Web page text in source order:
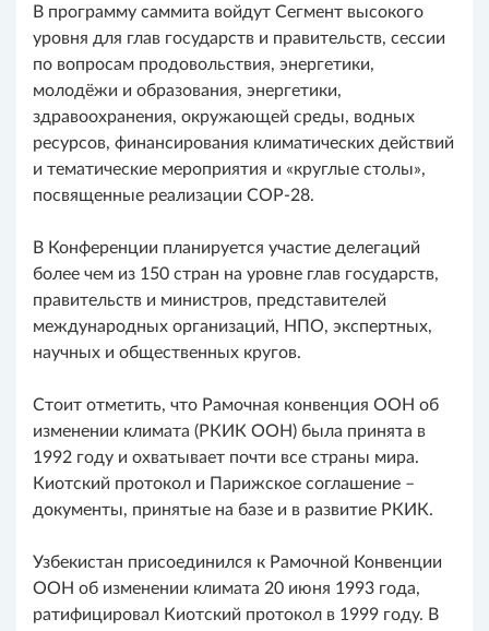
В программу саммита войдут Сегмент высокого
уровня для глав государств и правительств, сессии
по вопросам продовольствия, энергетики,
молодёжи и образования, энергетики,
здравоохранения, окружающей среды, водных
ресурсов, финансирования климатических действий
и тематические мероприятия и «круглые столы»,
посвященные реализации COP-28.
В Конференции планируется участие делегаций
более чем из 150 стран на уровне глав государств,
правительств и министров, представителей
международных организаций, НПО, экспертных,
научных и общественных кругов.
Стоит отметить, что Рамочная конвенция ООН об
изменении климата (РКИК ООН) была принята в
1992 году и охватывает почти все страны мира.
Киотский протокол и Парижское соглашение –
документы, принятые на базе и в развитие РКИК.
Узбекистан присоединился к Рамочной Конвенции
ООН об изменении климата 20 июня 1993 года,
ратифицировал Киотский протокол в 1999 году. В